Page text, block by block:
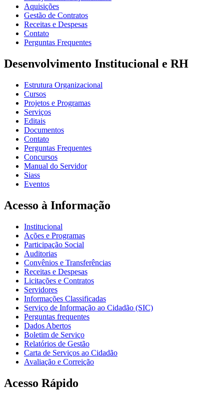
Aquisições
Gestão de Contratos
Receitas e Despesas
Contato
Perguntas Frequentes
Desenvolvimento Institucional e RH
Estrutura Organizacional
Cursos
Projetos e Programas
Serviços
Editais
Documentos
Contato
Perguntas Frequentes
Concursos
Manual do Servidor
Siass
Eventos
Acesso à Informação
Institucional
Ações e Programas
Participação Social
Auditorias
Convênios e Transferências
Receitas e Despesas
Licitações e Contratos
Servidores
Informações Classificadas
Serviço de Informação ao Cidadão (SIC)
Perguntas frequentes
Dados Abertos
Boletim de Serviço
Relatórios de Gestão
Carta de Serviços ao Cidadão
Avaliação e Correição
Acesso Rápido